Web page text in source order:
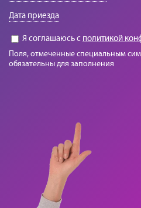
Дата приезда
Я соглашаюсь с политикой
Поля, отмеченные специальным
обязательны для заполнения